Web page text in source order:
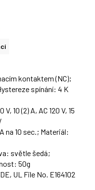
kontaktem (NC);
spínání: 4 K
10 (2) A, AC 120 V, 15
na 10 sec.; Materiál:
světle šedá;
50g
UL File No. E164102